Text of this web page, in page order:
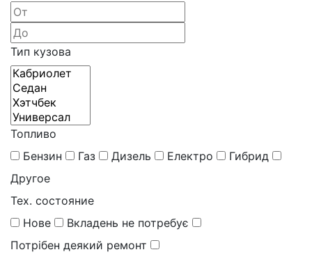
Тип кузова
Топливо
Бензин
Газ Дизель Електро
Гибрид
Другое
Тех. состояние
Нове
Вкладень не потребує
Потрібен деякий ремонт